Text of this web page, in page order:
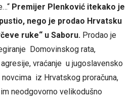
Premijer Plenković itekako je
nego je prodao Hrvatsku
ruke“ u Saboru. Prodao je
Domovinskog rata,
vraćanje u jugoslavensko
novcima iz Hrvatskog proračuna,
neodgovorno velikodušno